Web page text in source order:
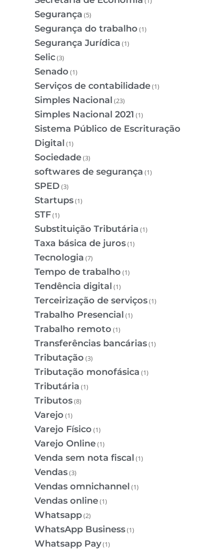
Segurança (5)
Segurança do trabalho (1)
Segurança Jurídica (1)
Selic(3)
Senado (1)
Serviços de contabilidade(1)
Simples Nacional (23)
Simples Nacional 2021 (1)
Sistema Público de Escrituração
Digital (1)
Sociedade(3)
softwares de segurança (1)
SPED (3)
Startups(1)
STF(1)
Substituição Tributária (1)
Taxa básica de juros(1)
Tecnologia (7)
Tempo de trabalho (1)
Tendência digital (1)
Terceirização de serviços(1)
Trabalho Presencial (1)
Trabalho remoto (1)
Transferências bancárias(1)
Tributação (3)
Tributação monofásica (1)
Tributária (1)
Tributos(8)
Varejo (1)
Varejo Físico (1)
Varejo Online(1)
Venda sem nota fiscal (1)
Vendas(3)
Vendas omnichannel (1)
Vendas online(1)
Whatsapp(2)
WhatsApp Business(1)
Whatsapp Pay(1)